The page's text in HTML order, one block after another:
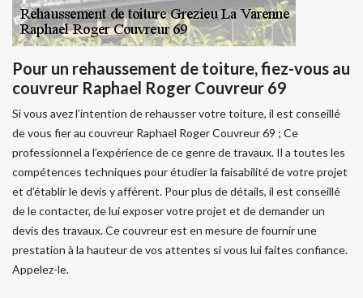
Pour un rehaussement de toiture, fiez-vous au
couvreur Raphael Roger Couvreur 69
Si vous avez l’intention de rehausser votre toiture, il est conseillé
de vous fier au couvreur Raphael Roger Couvreur 69 ; Ce
professionnel a l’expérience de ce genre de travaux. Il a toutes les
compétences techniques pour étudier la faisabilité de votre projet
et d’établir le devis y afférent. Pour plus de détails, il est conseillé
de le contacter, de lui exposer votre projet et de demander un
devis des travaux. Ce couvreur est en mesure de fournir une
prestation à la hauteur de vos attentes si vous lui faites confiance.
Appelez-le.